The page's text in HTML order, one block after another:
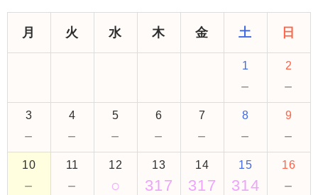
月 火 水 木 金 土 日
1
－
2
－
3
－
4
－
5
－
6
－
7
－
8
－
9
－
10
－
11
－
12
○
13
317
14
317
15
314
16
－